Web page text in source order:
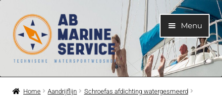
Ga
door
naar
navigatie
Ga
naar
de
inhoud
Menu
Home
Home Aandrijflijn
Schroefas afdichting watergesmeerd